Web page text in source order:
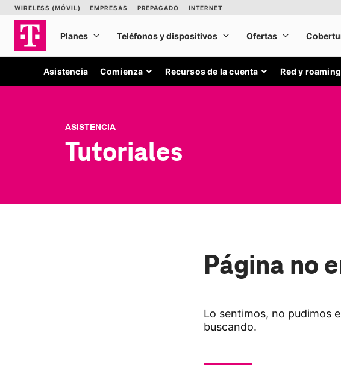
Asistencia Comienza Recursos de la cuenta Red y roaming
ASISTENCIA
Tutoriales